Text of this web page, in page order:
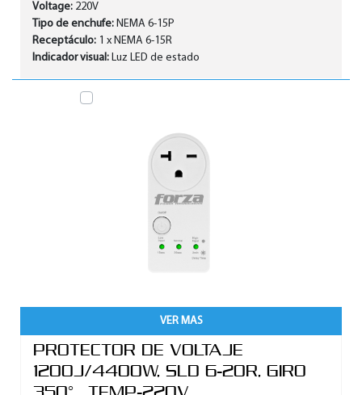
Voltage: 220V
Tipo de enchufe: NEMA 6-15P
Receptáculo: 1 x NEMA 6-15R
Indicador visual: Luz LED de estado
VER MAS
PROTECTOR DE VOLTAJE
1200J/4400W, SLD 6-20R, GIRO